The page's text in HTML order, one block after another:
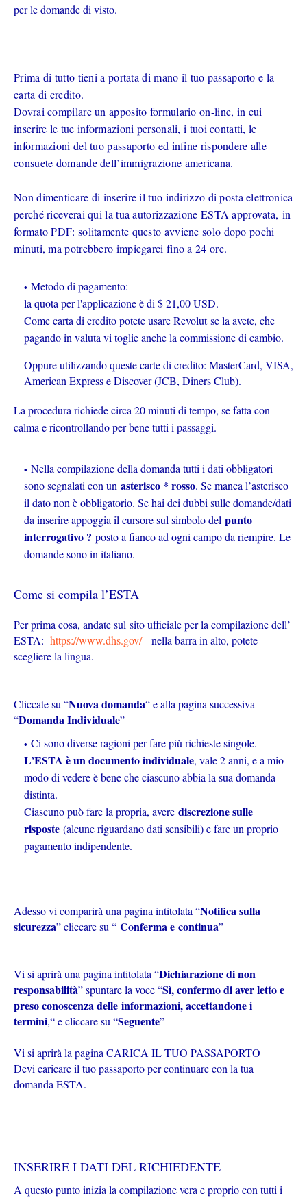
per le domande di visto.
Prima di tutto tieni a portata di mano il tuo passaporto e la
carta di credito.
Dovrai compilare un apposito formulario on-line, in cui
inserire le tue informazioni personali, i tuoi contatti, le
informazioni del tuo passaporto ed infine rispondere alle
consuete domande dell’immigrazione americana.
Non dimenticare di inserire il tuo indirizzo di posta elettronica
perché riceverai qui la tua autorizzazione ESTA approvata, in
formato PDF: solitamente questo avviene solo dopo pochi
minuti, ma potrebbero impiegarci fino a 24 ore.
Metodo di pagamento:
la quota per l'applicazione è di $ 21,00 USD.
Come carta di credito potete usare Revolut se la avete, che
pagando in valuta vi toglie anche la commissione di cambio.
Oppure utilizzando queste carte di credito: MasterCard, VISA,
American Express e Discover (JCB, Diners Club).
La procedura richiede circa 20 minuti di tempo, se fatta con
calma e ricontrollando per bene tutti i passaggi.
Nella compilazione della domanda tutti i dati obbligatori
sono segnalati con un asterisco * rosso. Se manca l’asterisco
il dato non è obbligatorio. Se hai dei dubbi sulle domande/dati
da inserire appoggia il cursore sul simbolo del punto
interrogativo ? posto a fianco ad ogni campo da riempire. Le
domande sono in italiano.
Come si compila l’ESTA
Per prima cosa, andate sul sito ufficiale per la compilazione dell’
ESTA: https://www.dhs.gov/nella barra in alto, potete
scegliere la lingua.
Cliccate su “Nuova domanda“ e alla pagina successiva
“Domanda Individuale”
Ci sono diverse ragioni per fare più richieste singole.
L’ESTA è un documento individuale, vale 2 anni, e a mio
modo di vedere è bene che ciascuno abbia la sua domanda
distinta.
Ciascuno può fare la propria, avere discrezione sulle
risposte (alcune riguardano dati sensibili) e fare un proprio
pagamento indipendente.
Adesso vi comparirà una pagina intitolata “Notifica sulla
sicurezza” cliccare su “ Conferma e continua”
Vi si aprirà una pagina intitolata “Dichiarazione di non
responsabilità” spuntare la voce “Sì, confermo di aver letto e
preso conoscenza delle informazioni, accettandone i
termini,“ e cliccare su “Seguente”
Vi si aprirà la pagina CARICA IL TUO PASSAPORTO
Devi caricare il tuo passaporto per continuare con la tua
domanda ESTA.
INSERIRE I DATI DEL RICHIEDENTE
A questo punto inizia la compilazione vera e proprio con tutti i